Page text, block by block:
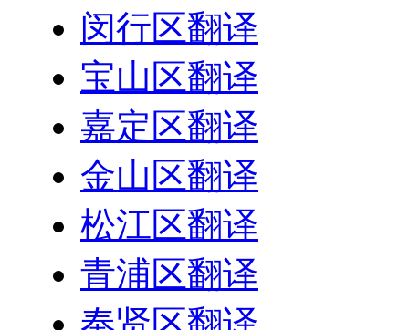
闵行区翻译
宝山区翻译
嘉定区翻译
金山区翻译
松江区翻译
青浦区翻译